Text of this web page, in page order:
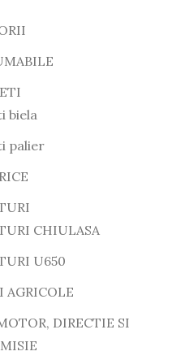
biela
palier
CHIULASA
U650
AGRICOLE
DIRECTIE SI